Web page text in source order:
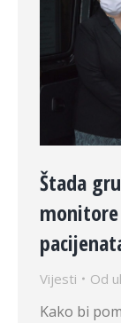
Štada
Vijesti Od
Kako bi